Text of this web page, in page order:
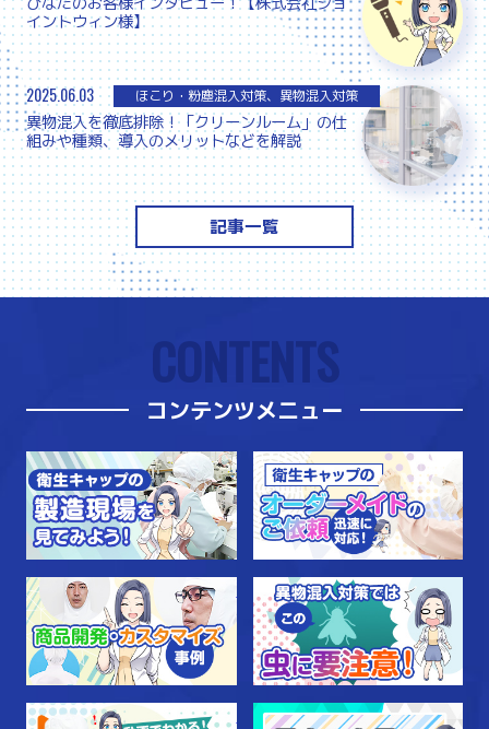
イントウィン様】
2025.06.03
異物混入を徹底排除！「クリーンルーム」の仕
組みや種類、導入のメリットなどを解説
ほこり・粉塵混入対策、異物混入対策
記事一覧
CONTENTS
コンテンツメニュー
衛生キャップの製造現場を見て
商品開発・カスタマイズ事例
動画でわかる！衛生帽子の正